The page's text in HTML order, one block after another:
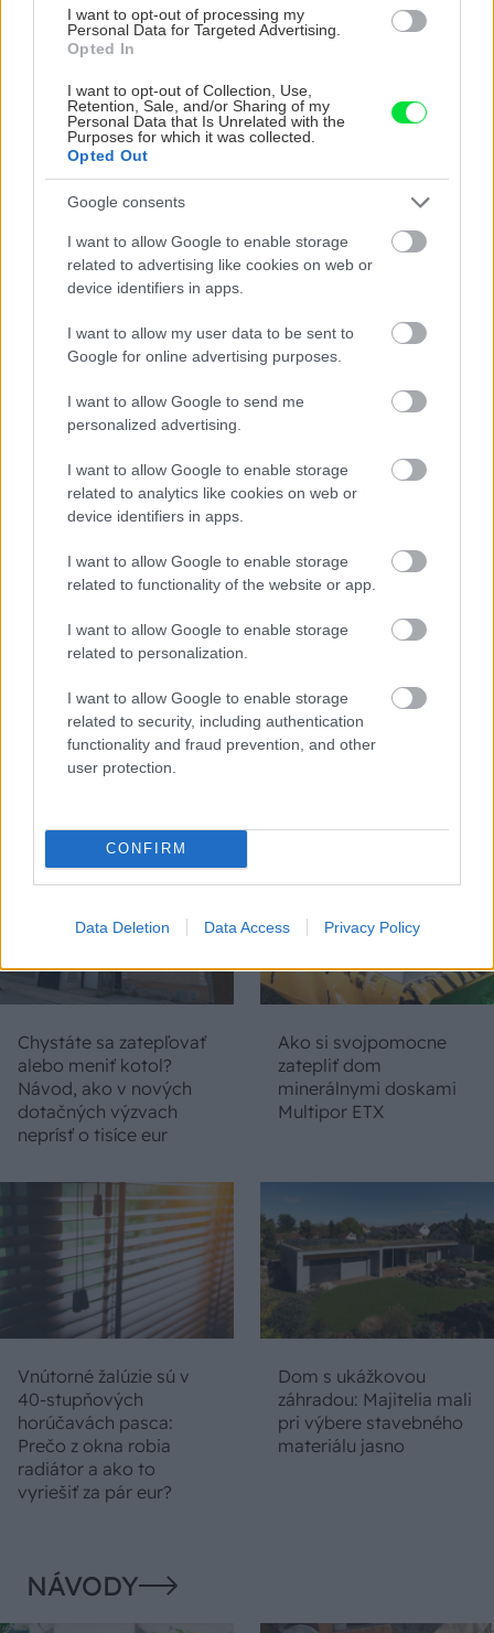
I want to opt-out of processing my
Personal Data for Targeted Advertising.
Opted In
I want to opt-out of Collection, Use,
Retention, Sale, and/or Sharing of my
Personal Data that Is Unrelated with the
Purposes for which it was collected.
Opted Out
Google consents
I want to allow Google to enable storage
related to advertising like cookies on web or
device identifiers in apps.
I want to allow my user data to be sent to
Google for online advertising purposes.
I want to allow Google to send me
personalized advertising.
I want to allow Google to enable storage
related to analytics like cookies on web or
device identifiers in apps.
I want to allow Google to enable storage
related to functionality of the website or app.
I want to allow Google to enable storage
related to personalization.
I want to allow Google to enable storage
related to security, including authentication
functionality and fraud prevention, and other
user protection.
CONFIRM
Data Deletion Data Access Privacy Policy
CHALUPA
Na Morave prerobila
starú chalupu na
vojdete dnu, zabudnete,
že nie ste v Toskánsku
S motorovou pílou sa
Čičmanoch si postavil
montovaný domček v
Temné stránky chalúp:
10 najčastejších
vás môžu nepríjemne
prekvapiť
Žena, búracie kladivo a
1654 sa nevidí každý
deň!
Chystáte sa zatepľovať
alebo meniť kotol?
Návod, ako v nových
dotačných výzvach
neprísť o tisíce eur
Ako si svojpomocne
zatepliť dom
minerálnymi doskami
Multipor ETX
Vnútorné žalúzie sú v
40-stupňových
horúčavách pasca:
Prečo z okna robia
radiátor a ako to
vyriešiť za pár eur?
Dom s ukážkovou
záhradou: Majitelia mali
pri výbere stavebného
materiálu jasno
NÁVODY